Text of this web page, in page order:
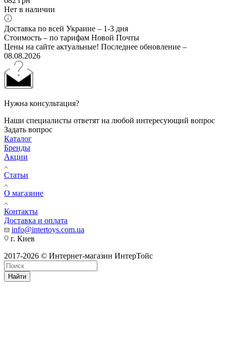
Нет в наличии
Доставка по всей Украине – 1-3 дня
Стоимость – по тарифам Новой Почты
Цены на сайте актуальные! Последнее обновление –
08.08.2026
Нужна консультация?
Наши специалисты ответят на любой интересующий вопрос
Задать вопрос
Каталог
Бренды
Акции
Статьи
О магазине
Контакты
Доставка и оплата
info@intertoys.com.ua
г. Киев
2017-2026 © Интернет-магазин ИнтерТойс
Найти